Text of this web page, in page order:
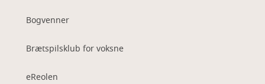
Bogvenner
Brætspilsklub for voksne
eReolen